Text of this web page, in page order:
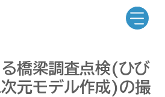
る橋梁調査点検(ひび
元モデル作成)の撮